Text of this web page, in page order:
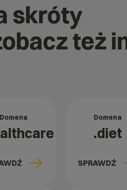
skróty
też
Domena Domena
.diet
SPRAWDŹ